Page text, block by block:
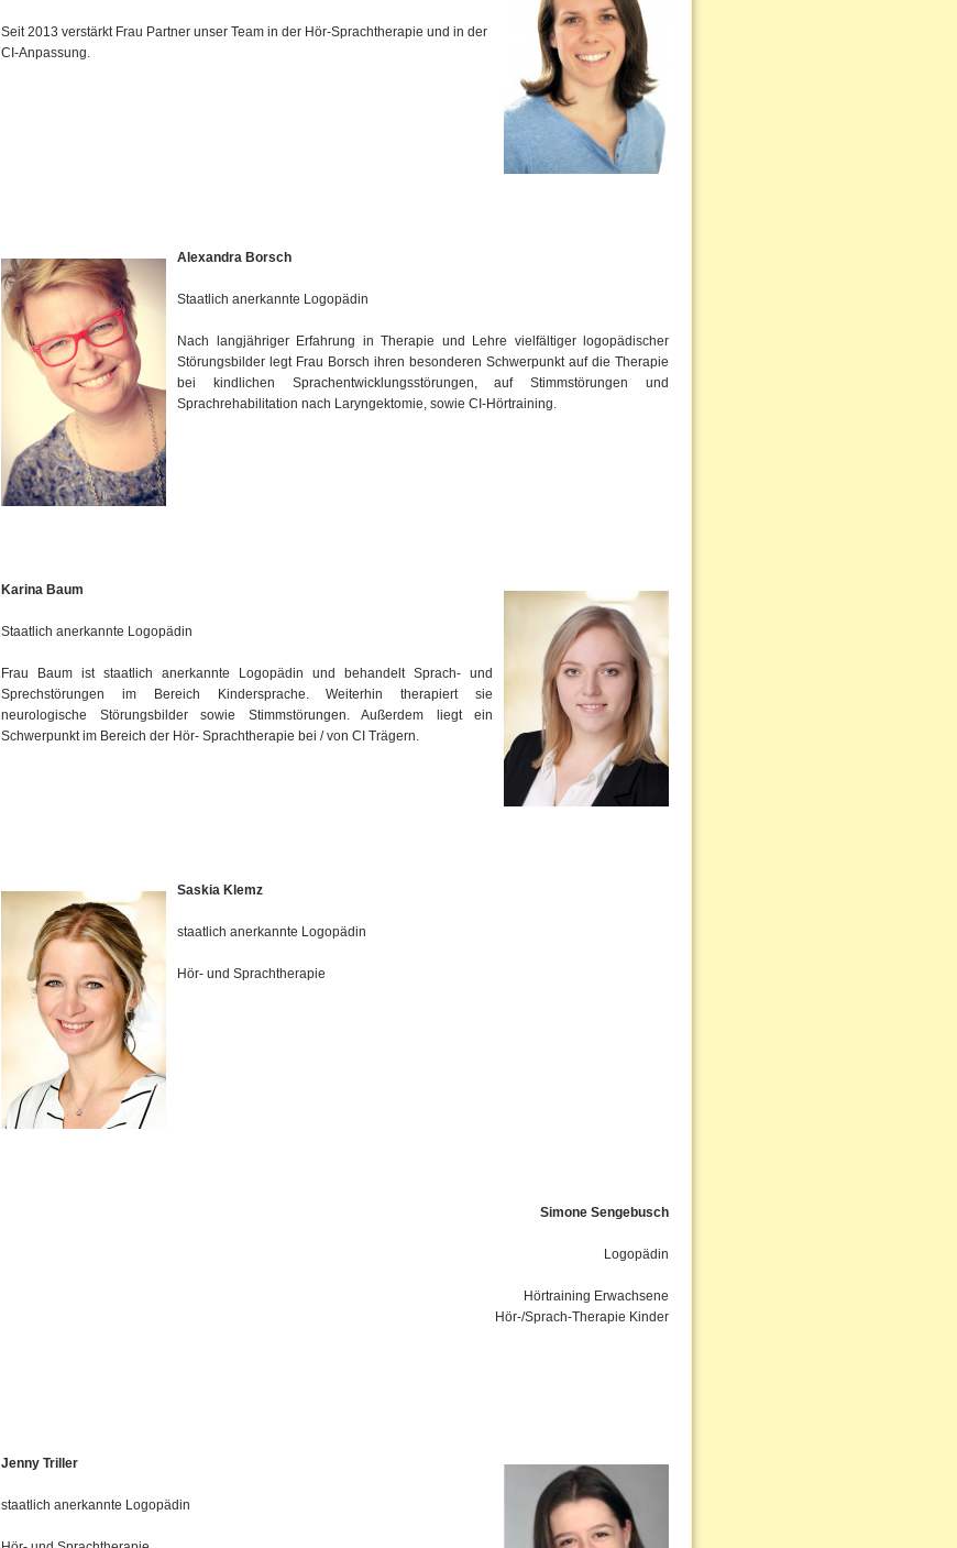
Seit 2013 verstärkt Frau Partner unser Team in der Hör-Sprachtherapie und in der
CI-Anpassung.
Alexandra Borsch
Staatlich anerkannte Logopädin
Nach langjähriger Erfahrung in Therapie und Lehre vielfältiger logopädischer
Störungsbilder legt Frau Borsch ihren besonderen Schwerpunkt auf die Therapie
bei kindlichen Sprachentwicklungsstörungen, auf Stimmstörungen und
Sprachrehabilitation nach Laryngektomie, sowie CI-Hörtraining.
Karina Baum
Staatlich anerkannte Logopädin
Frau Baum ist staatlich anerkannte Logopädin und behandelt Sprach- und
Sprechstörungen im Bereich Kindersprache. Weiterhin therapiert sie
neurologische Störungsbilder sowie Stimmstörungen. Außerdem liegt ein
Schwerpunkt im Bereich der Hör- Sprachtherapie bei / von CI Trägern.
Saskia Klemz
staatlich anerkannte Logopädin
Hör- und Sprachtherapie
Simone Sengebusch
Logopädin
Hörtraining Erwachsene
Hör-/Sprach-Therapie Kinder
Jenny Triller
staatlich anerkannte Logopädin